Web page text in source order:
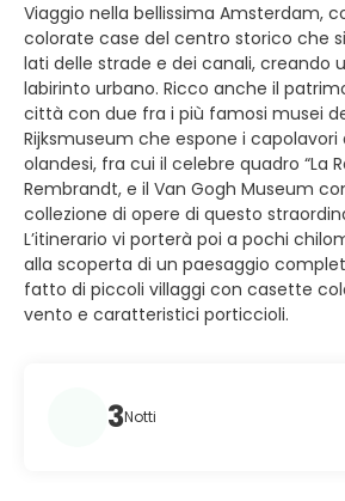
Viaggio nella bellissima Amsterdam,
colorate case del centro storico che
lati delle strade e dei canali, creando
labirinto urbano. Ricco anche il
città con due fra i più famosi musei
Rijksmuseum che espone i
olandesi, fra cui il celebre quadro “La
Rembrandt, e il Van Gogh Museum
collezione di opere di questo
L’itinerario vi porterà poi a pochi
alla scoperta di un paesaggio
fatto di piccoli villaggi con casette
vento e caratteristici porticcioli.
3Notti